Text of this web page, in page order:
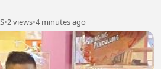
•2 views•4 minutes ago